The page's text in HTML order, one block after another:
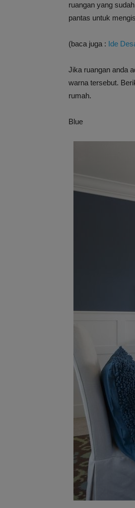
ruangan yang
pantas untuk
(baca juga : Ide
Jika ruangan anda
warna tersebut.
rumah.
Blue